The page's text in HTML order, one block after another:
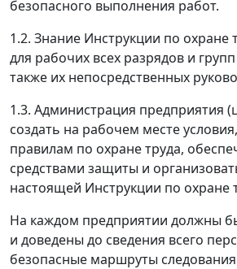
безопасного выполнения работ.
1.2. Знание Инструкции по охране
для рабочих всех разрядов и
также их непосредственных
1.3. Администрация предприятия
создать на рабочем месте
правилам по охране труда,
средствами защиты и
настоящей Инструкции по охране
На каждом предприятии должны
и доведены до сведения всего
безопасные маршруты